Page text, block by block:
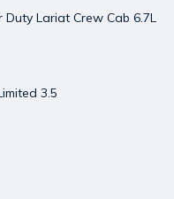
Duty Lariat Crew Cab 6.7L
3.5